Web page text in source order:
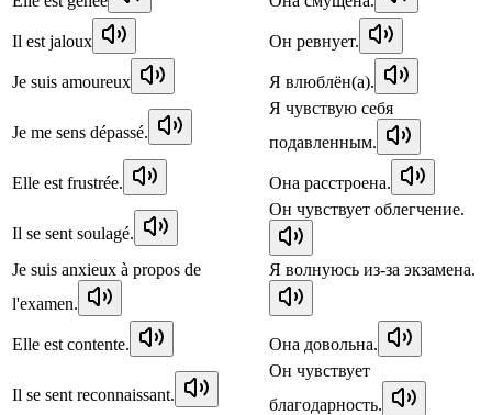
Il est jaloux Он ревнует.
Je suis amoureux Я влюблён(а).
Je me sens dépassé.
Я чувствую себя
подавленным.
Elle est frustrée. Она расстроена.
Il se sent soulagé.
Он чувствует облегчение.
Je suis anxieux à propos de
l'examen.
Я волнуюсь из-за экзамена.
Elle est contente. Она довольна.
Il se sent reconnaissant.
Он чувствует
благодарность.